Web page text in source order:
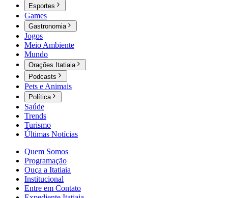
Esportes
Games
Gastronomia
Jogos
Meio Ambiente
Mundo
Orações Itatiaia
Podcasts
Pets e Animais
Política
Saúde
Trends
Turismo
Últimas Notícias
Quem Somos
Programação
Ouça a Itatiaia
Institucional
Entre em Contato